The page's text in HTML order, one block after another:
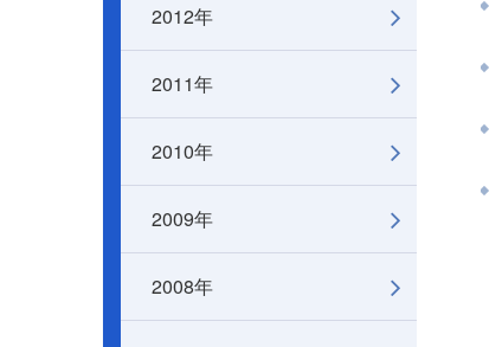
2012年
2011年
2010年
2009年
2008年